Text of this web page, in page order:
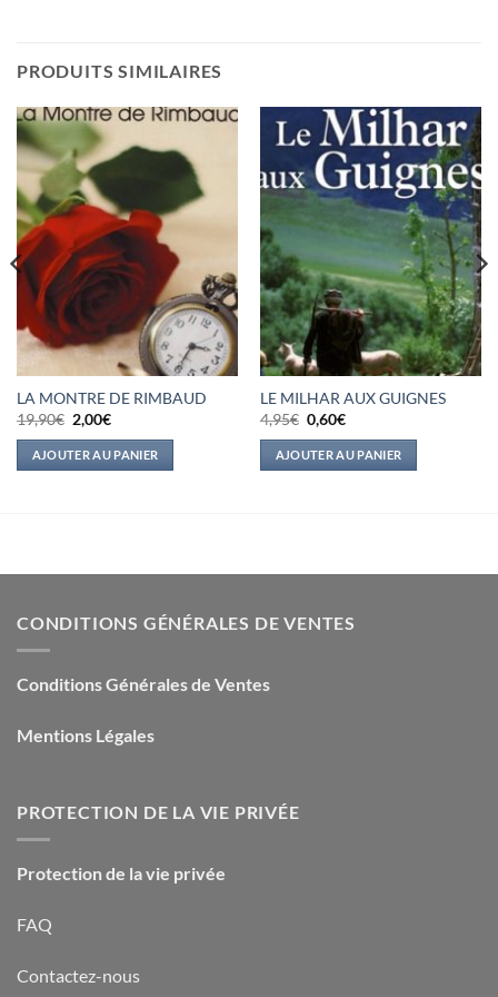
PRODUITS SIMILAIRES
LA MONTRE DE RIMBAUD
19,90€ Le
prix
initial
était :
19,90€.
2,00€Le
actuel
est :
2,00€.
AJOUTER AU PANIER
LE MILHAR AUX GUIGNES
4,95€ Le
prix
initial
était :
4,95€.
0,60€Le
actuel
est :
0,60€.
AJOUTER AU PANIER
CONDITIONS GÉNÉRALES DE VENTES
Conditions Générales de Ventes
Mentions Légales
PROTECTION DE LA VIE PRIVÉE
Protection de la vie privée
FAQ
Contactez-nous